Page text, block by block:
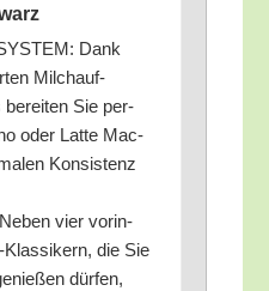
Dank
Milch­auf­
Sie per­
oder Lat­te Mac­
Kon­sis­tenz
vier vor­in­
die Sie
dür­fen,